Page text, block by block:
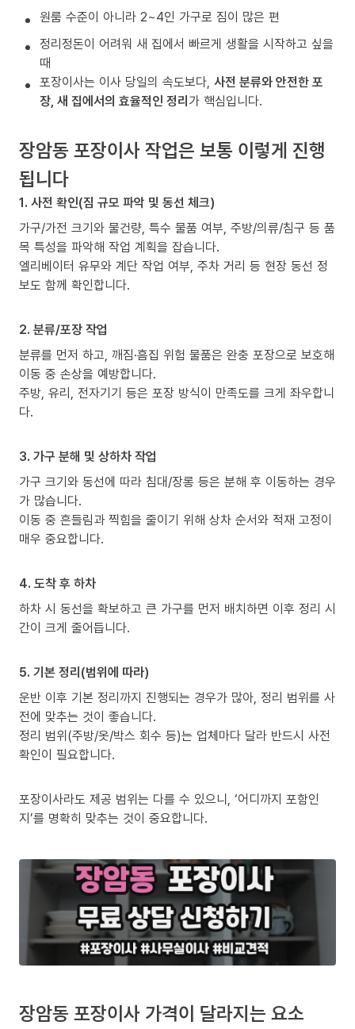
원룸 수준이 아니라 2~4인 가구로 짐이 많은 편
정리정돈이 어려워 새 집에서 빠르게 생활을 시작하고 싶을
때
포장이사는 이사 당일의 속도보다, 사전 분류와 안전한 포
장, 새 집에서의 효율적인 정리가 핵심입니다.
장암동 포장이사 작업은 보통 이렇게 진행
됩니다
1. 사전 확인(짐 규모 파악 및 동선 체크)
가구/가전 크기와 물건량, 특수 물품 여부, 주방/의류/침구 등 품
목 특성을 파악해 작업 계획을 잡습니다.
엘리베이터 유무와 계단 작업 여부, 주차 거리 등 현장 동선 정
보도 함께 확인합니다.
2. 분류/포장 작업
분류를 먼저 하고, 깨짐·흠집 위험 물품은 완충 포장으로 보호해
이동 중 손상을 예방합니다.
주방, 유리, 전자기기 등은 포장 방식이 만족도를 크게 좌우합니
다.
3. 가구 분해 및 상하차 작업
가구 크기와 동선에 따라 침대/장롱 등은 분해 후 이동하는 경우
가 많습니다.
이동 중 흔들림과 찍힘을 줄이기 위해 상차 순서와 적재 고정이
매우 중요합니다.
4. 도착 후 하차
하차 시 동선을 확보하고 큰 가구를 먼저 배치하면 이후 정리 시
간이 크게 줄어듭니다.
5. 기본 정리(범위에 따라)
운반 이후 기본 정리까지 진행되는 경우가 많아, 정리 범위를 사
전에 맞추는 것이 좋습니다.
정리 범위(주방/옷/박스 회수 등)는 업체마다 달라 반드시 사전
확인이 필요합니다.
포장이사라도 제공 범위는 다를 수 있으니, ‘어디까지 포함인
지’를 명확히 맞추는 것이 중요합니다.
장암동 포장이사 가격이 달라지는 요소